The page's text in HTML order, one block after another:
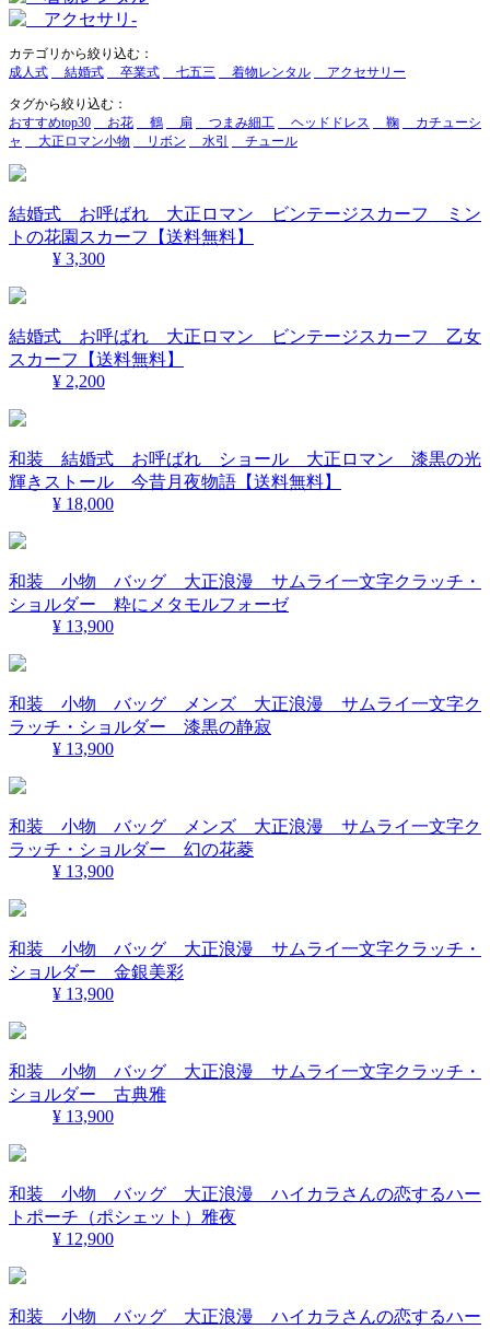
カテゴリから絞り込む：
成人式
結婚式 卒業式 七五三 着物レンタル アクセサリー
タグから絞り込む：
おすすめtop30
お花 鶴 扇 つまみ細工 ヘッドドレス 鞠
カチューシ
ャ
大正ロマン小物 リボン 水引 チュール
結婚式 お呼ばれ 大正ロマン ビンテージスカーフ ミン
トの花園スカーフ【送料無料】
¥ 3,300
結婚式 お呼ばれ 大正ロマン ビンテージスカーフ 乙女
スカーフ【送料無料】
¥ 2,200
和装 結婚式 お呼ばれ ショール 大正ロマン 漆黒の光
輝きストール 今昔月夜物語【送料無料】
¥ 18,000
和装 小物 バッグ 大正浪漫 サムライ一文字クラッチ・
ショルダー 粋にメタモルフォーゼ
¥ 13,900
和装 小物 バッグ メンズ 大正浪漫 サムライ一文字ク
ラッチ・ショルダー 漆黒の静寂
¥ 13,900
和装 小物 バッグ メンズ 大正浪漫 サムライ一文字ク
ラッチ・ショルダー 幻の花菱
¥ 13,900
和装 小物 バッグ 大正浪漫 サムライ一文字クラッチ・
ショルダー 金銀美彩
¥ 13,900
和装 小物 バッグ 大正浪漫 サムライ一文字クラッチ・
ショルダー 古典雅
¥ 13,900
和装 小物 バッグ 大正浪漫 ハイカラさんの恋するハー
トポーチ（ポシェット）雅夜
¥ 12,900
和装 小物 バッグ 大正浪漫 ハイカラさんの恋するハー